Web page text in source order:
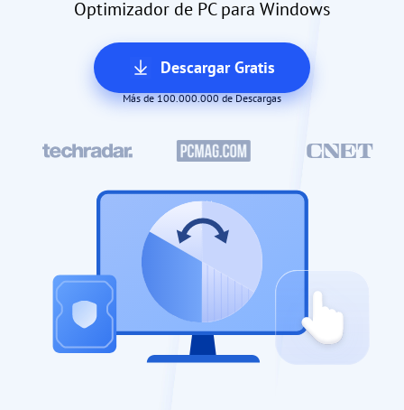
Optimizador de PC para Windows
Descargar Gratis
Más de 100.000.000 de Descargas